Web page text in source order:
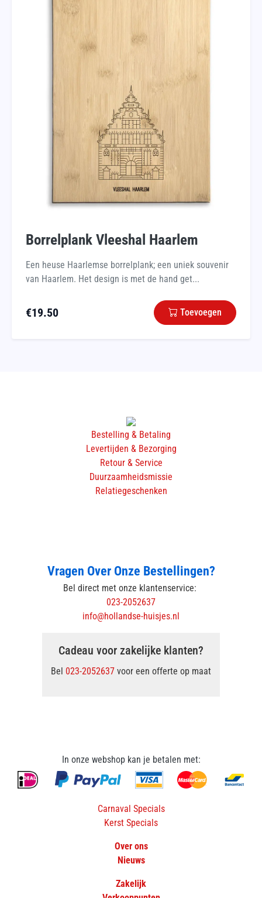
Borrelplank Vleeshal Haarlem
Een heuse Haarlemse borrelplank; een uniek souvenir
van Haarlem. Het design is met de hand get...
€19.50 Toevoegen
Bestelling & Betaling
Levertijden & Bezorging
Retour & Service
Duurzaamheidsmissie
Relatiegeschenken
Vragen Over Onze Bestellingen?
Bel direct met onze klantenservice:
023-2052637
info@hollandse-huisjes.nl
Cadeau voor zakelijke klanten?
Bel 023-2052637 voor een offerte op maat
In onze webshop kan je betalen met:
Carnaval Specials
Kerst Specials
Over ons
Nieuws
Zakelijk